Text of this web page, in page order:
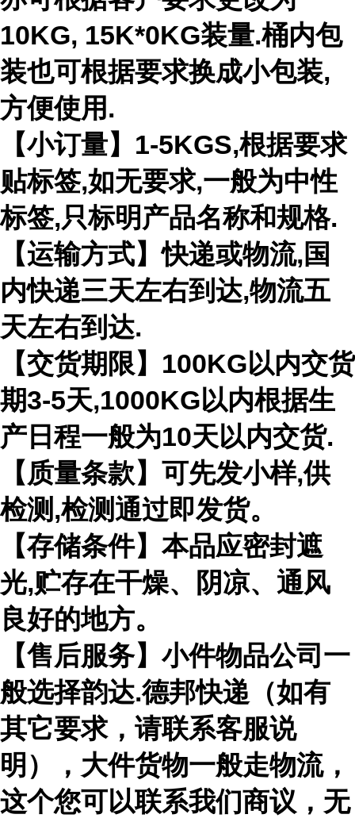
10KG, 15K*0KG装量.桶内包
装也可根据要求换成小包装,
方便使用.
【小订量】1-5KGS,根据要求
贴标签,如无要求,一般为中性
标签,只标明产品名称和规格.
【运输方式】快递或物流,国
内快递三天左右到达,物流五
天左右到达.
【交货期限】100KG以内交货
期3-5天,1000KG以内根据生
产日程一般为10天以内交货.
【质量条款】可先发小样,供
检测,检测通过即发货。
【存储条件】本品应密封遮
光,贮存在干燥、阴凉、通风
良好的地方。
【售后服务】小件物品公司一
般选择韵达.德邦快递（如有
其它要求，请联系客服说
明），大件货物一般走物流，
这个您可以联系我们商议，无